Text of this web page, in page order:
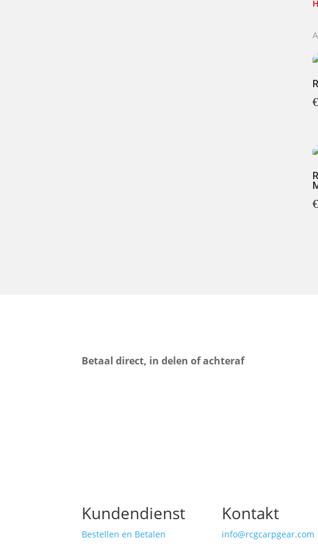
€
€
Betaal direct, in delen of achteraf
Kundendienst
Bestellen en Betalen
Kontakt
info@rcgcarpgear.com